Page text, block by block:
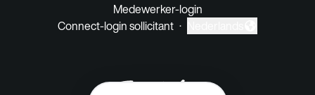
Medewerker-login
Connect-login sollicitant · Taal wijzigen